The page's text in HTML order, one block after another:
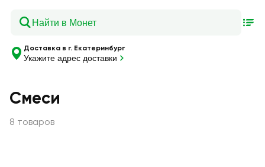
Доставка в г. Екатеринбург
Укажите адрес доставки
Смеси
8 товаров